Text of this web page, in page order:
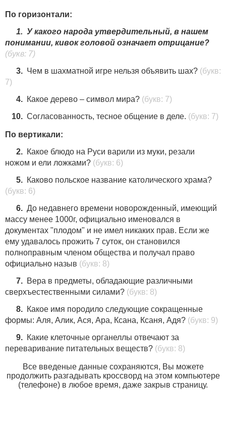
По горизонтали:
1. У какого народа утвердительный, в нашем
понимании, кивок головой означает отрицание?
(букв: 7)
3. Чем в шахматной игре нельзя объявить шах? (букв:
7)
4. Какое дерево – символ мира? (букв: 7)
10. Согласованность, тесное общение в деле. (букв: 7)
По вертикали:
2. Какое блюдо на Руси варили из муки, резали
ножом и ели ложками? (букв: 6)
5. Каково польское название католического храма?
(букв: 6)
6. До недавнего времени новорожденный, имеющий
массу менее 1000г, официально именовался в
документах "плодом" и не имел никаких прав. Если же
ему удавалось прожить 7 суток, он становился
полноправным членом общества и получал право
официально назыв (букв: 8)
7. Вера в предметы, обладающие различными
сверхъестественными силами? (букв: 8)
8. Какое имя породило следующие сокращенные
формы: Аля, Алик, Ася, Ара, Ксана, Ксаня, Адя? (букв: 9)
9. Какие клеточные органеллы отвечают за
переваривание питательных веществ? (букв: 8)
Все введеные данные сохраняются, Вы можете
продолжить разгадывать кроссворд на этом компьютере
(телефоне) в любое время, даже закрыв страницу.